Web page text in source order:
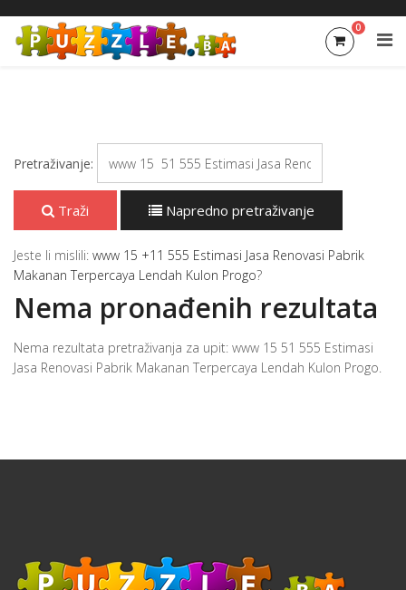
0
Pretraživanje:
Traži Napredno pretraživanje
Jeste li mislili: www 15 +11 555 Estimasi Jasa Renovasi Pabrik
Makanan Terpercaya Lendah Kulon Progo?
Nema pronađenih rezultata
Nema rezultata pretraživanja za upit: www 15 51 555 Estimasi
Jasa Renovasi Pabrik Makanan Terpercaya Lendah Kulon Progo.